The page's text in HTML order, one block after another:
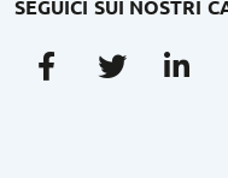
SEGUICI SUI NOSTRI
Facebook